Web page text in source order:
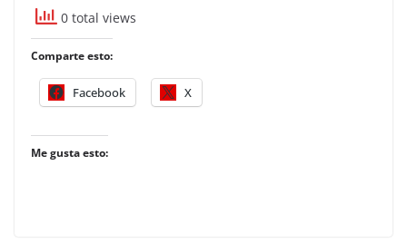
0 total views
Comparte esto:
Facebook X
Me gusta esto: